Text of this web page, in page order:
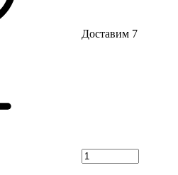
Доставим 7